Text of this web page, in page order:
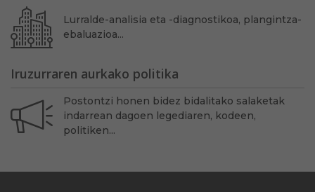
Lurralde-analisia eta -diagnostikoa, plangintza-
ebaluazioa...
Iruzurraren aurkako politika
Postontzi honen bidez bidalitako salaketak
indarrean dagoen legediaren, kodeen,
politiken...